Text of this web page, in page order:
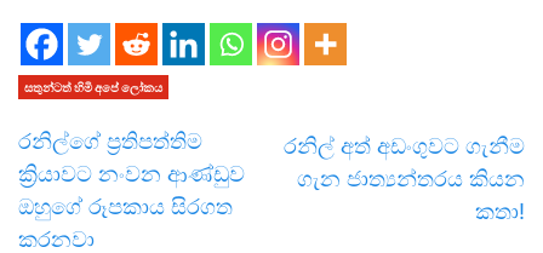
සතුන්ටත් හිමි අපේ ලෝකය
රනිල්ගේ ප්‍රතිපත්තිම
ක්‍රියාවට නංවන ආණ්ඩුව
ඔහුගේ රූපකාය සිරගත
කරනවා
රනිල් අත් අඩංගුවට ගැනීම
ගැන ජාත්‍යන්තරය කියන
කතා!